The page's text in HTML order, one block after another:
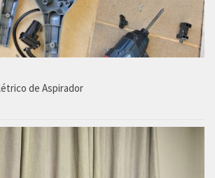
de Aspirador